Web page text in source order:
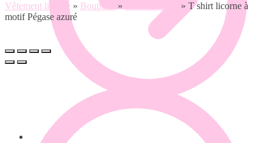
0.00
Vêtement licorne » Boutique » » T shirt licorne à
motif Pégase azuré